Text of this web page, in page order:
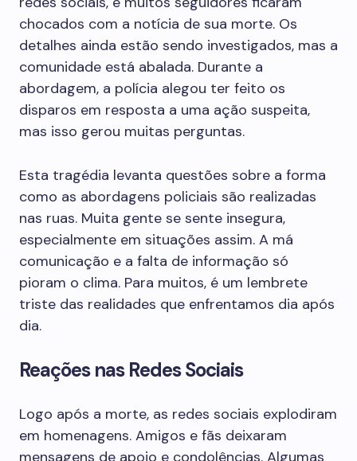
chocados com a notícia de sua morte. Os
detalhes ainda estão sendo investigados, mas a
comunidade está abalada. Durante a
abordagem, a polícia alegou ter feito os
disparos em resposta a uma ação suspeita,
mas isso gerou muitas perguntas.
Esta tragédia levanta questões sobre a forma
como as abordagens policiais são realizadas
nas ruas. Muita gente se sente insegura,
especialmente em situações assim. A má
comunicação e a falta de informação só
pioram o clima. Para muitos, é um lembrete
triste das realidades que enfrentamos dia após
dia.
Reações nas Redes Sociais
Logo após a morte, as redes sociais explodiram
em homenagens. Amigos e fãs deixaram
mensagens de apoio e condolências. Algumas